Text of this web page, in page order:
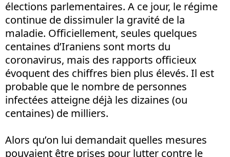
élections parlementaires. A ce jour, le régime
continue de dissimuler la gravité de la
maladie. Officiellement, seules quelques
centaines d’Iraniens sont morts du
coronavirus, mais des rapports officieux
évoquent des chiffres bien plus élevés. Il est
probable que le nombre de personnes
infectées atteigne déjà les dizaines (ou
centaines) de milliers.
Alors qu’on lui demandait quelles mesures
pouvaient être prises pour lutter contre le